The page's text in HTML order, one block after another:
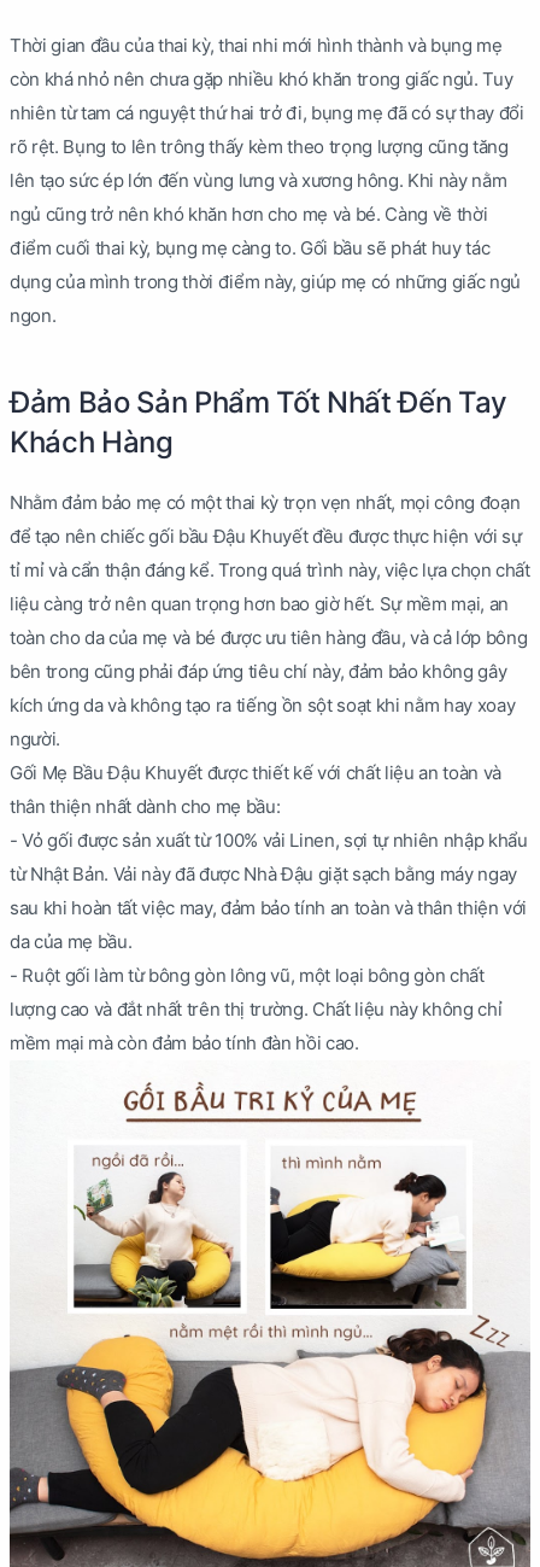
Thời gian đầu của thai kỳ, thai nhi mới hình thành và bụng mẹ
còn khá nhỏ nên chưa gặp nhiều khó khăn trong giấc ngủ. Tuy
nhiên từ tam cá nguyệt thứ hai trở đi, bụng mẹ đã có sự thay đổi
rõ rệt. Bụng to lên trông thấy kèm theo trọng lượng cũng tăng
lên tạo sức ép lớn đến vùng lưng và xương hông. Khi này nằm
ngủ cũng trở nên khó khăn hơn cho mẹ và bé. Càng về thời
điểm cuối thai kỳ, bụng mẹ càng to. Gối bầu sẽ phát huy tác
dụng của mình trong thời điểm này, giúp mẹ có những giấc ngủ
ngon.
Đảm Bảo Sản Phẩm Tốt Nhất Đến Tay
Khách Hàng
Nhằm đảm bảo mẹ có một thai kỳ trọn vẹn nhất, mọi công đoạn
để tạo nên chiếc gối bầu Đậu Khuyết đều được thực hiện với sự
tỉ mỉ và cẩn thận đáng kể. Trong quá trình này, việc lựa chọn chất
liệu càng trở nên quan trọng hơn bao giờ hết. Sự mềm mại, an
toàn cho da của mẹ và bé được ưu tiên hàng đầu, và cả lớp bông
bên trong cũng phải đáp ứng tiêu chí này, đảm bảo không gây
kích ứng da và không tạo ra tiếng ồn sột soạt khi nằm hay xoay
người.
Gối Mẹ Bầu Đậu Khuyết được thiết kế với chất liệu an toàn và
thân thiện nhất dành cho mẹ bầu:
- Vỏ gối được sản xuất từ 100% vải Linen, sợi tự nhiên nhập khẩu
từ Nhật Bản. Vải này đã được Nhà Đậu giặt sạch bằng máy ngay
sau khi hoàn tất việc may, đảm bảo tính an toàn và thân thiện với
da của mẹ bầu.
- Ruột gối làm từ bông gòn lông vũ, một loại bông gòn chất
lượng cao và đắt nhất trên thị trường. Chất liệu này không chỉ
mềm mại mà còn đảm bảo tính đàn hồi cao.